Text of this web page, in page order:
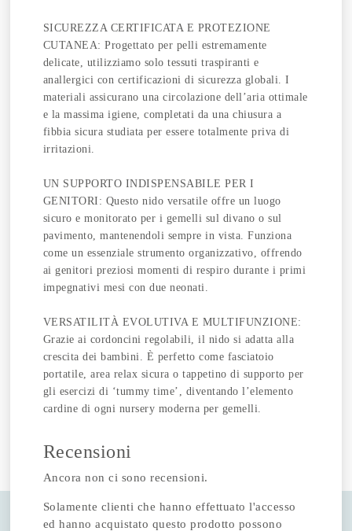
SICUREZZA CERTIFICATA E PROTEZIONE
CUTANEA: Progettato per pelli estremamente
delicate, utilizziamo solo tessuti traspiranti e
anallergici con certificazioni di sicurezza globali. I
materiali assicurano una circolazione dell’aria ottimale
e la massima igiene, completati da una chiusura a
fibbia sicura studiata per essere totalmente priva di
irritazioni.
UN SUPPORTO INDISPENSABILE PER I
GENITORI: Questo nido versatile offre un luogo
sicuro e monitorato per i gemelli sul divano o sul
pavimento, mantenendoli sempre in vista. Funziona
come un essenziale strumento organizzativo, offrendo
ai genitori preziosi momenti di respiro durante i primi
impegnativi mesi con due neonati.
VERSATILITÀ EVOLUTIVA E MULTIFUNZIONE:
Grazie ai cordoncini regolabili, il nido si adatta alla
crescita dei bambini. È perfetto come fasciatoio
portatile, area relax sicura o tappetino di supporto per
gli esercizi di ‘tummy time’, diventando l’elemento
cardine di ogni nursery moderna per gemelli.
Recensioni
Ancora non ci sono recensioni.
Solamente clienti che hanno effettuato l'accesso
ed hanno acquistato questo prodotto possono